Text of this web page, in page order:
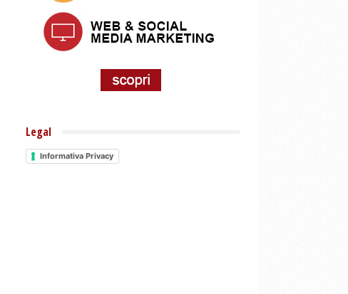
Legal
Informativa Privacy